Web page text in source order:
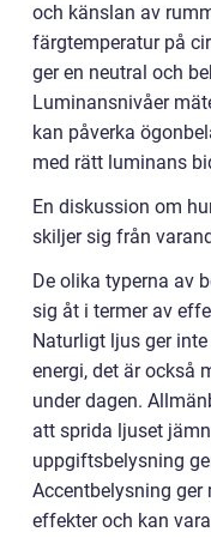
och känslan av
färgtemperatur på
ger en neutral och
Luminansnivåer
kan påverka
med rätt luminans
En diskussion om
skiljer sig från
De olika typerna av
sig åt i termer av
Naturligt ljus ger
energi, det är också
under dagen.
att sprida ljuset
uppgiftsbelysning
Accentbelysning
effekter och kan